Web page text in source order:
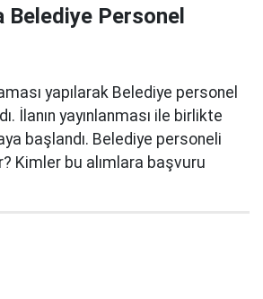
Belediye Personel
yapılarak Belediye personel
İlanın yayınlanması ile birlikte
başlandı. Belediye personeli
Kimler bu alımlara başvuru